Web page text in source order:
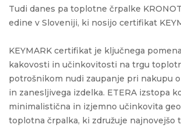
Tudi danes pa toplotne črpalke
edine v Sloveniji, ki nosijo certifikat
KEYMARK certifikat je ključnega
kakovosti in učinkovitosti na trgu
potrošnikom nudi zaupanje pri nakupu
in zanesljivega izdelka. ETERA izstopa
minimalistična in izjemno učinkovita
toplotna črpalka, ki združuje najnovejšo